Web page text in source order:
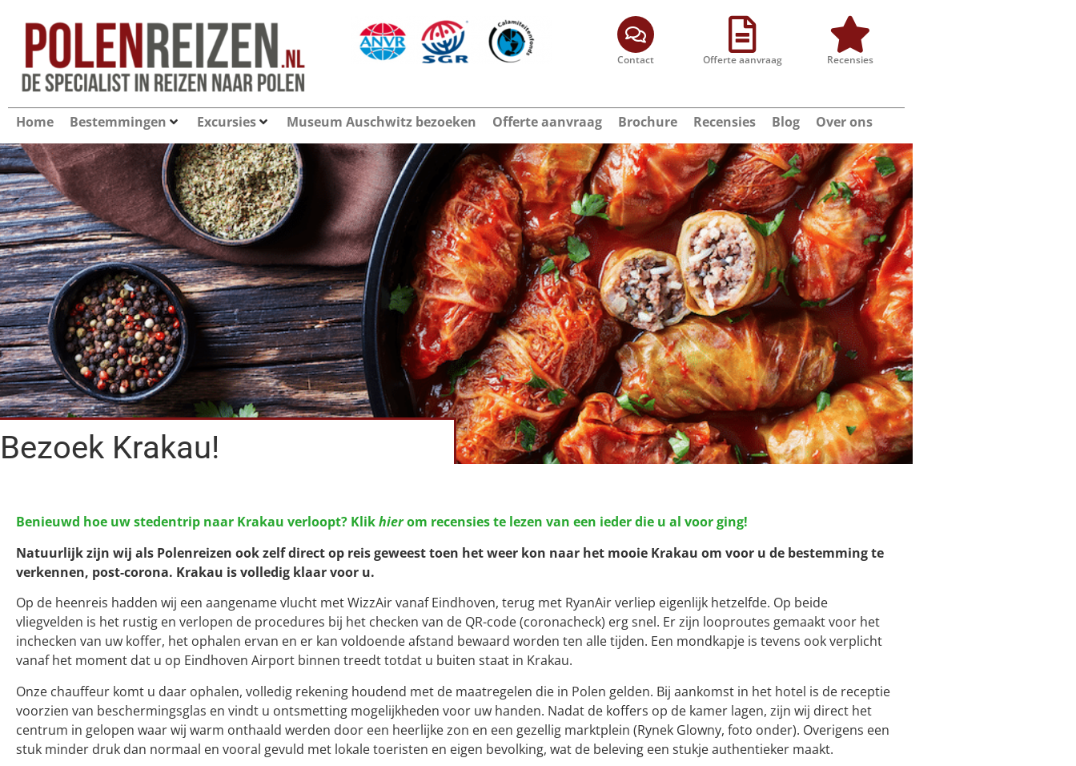
Contact Offerte aanvraag Recensies
Home Bestemmingen Excursies Museum Auschwitz bezoeken Offerte aanvraag Brochure Recensies Blog Over ons
Bezoek Krakau!
Benieuwd hoe uw stedentrip naar Krakau verloopt? Klikhierom recensies te lezen van een ieder die u al voor ging!
Natuurlijk zijn wij als Polenreizen ook zelf direct op reis geweest toen het weer kon naar het mooie Krakau om voor u de bestemming te
verkennen, post-corona. Krakau is volledig klaar voor u.
Op de heenreis hadden wij een aangename vlucht met WizzAir vanaf Eindhoven, terug met RyanAir verliep eigenlijk hetzelfde. Op beide
vliegvelden is het rustig en verlopen de procedures bij het checken van de QR-code (coronacheck) erg snel. Er zijn looproutes gemaakt voor het
inchecken van uw koffer, het ophalen ervan en er kan voldoende afstand bewaard worden ten alle tijden. Een mondkapje is tevens ook verplicht
vanaf het moment dat u op Eindhoven Airport binnen treedt totdat u buiten staat in Krakau.
Onze chauffeur komt u daar ophalen, volledig rekening houdend met de maatregelen die in Polen gelden. Bij aankomst in het hotel is de receptie
voorzien van beschermingsglas en vindt u ontsmetting mogelijkheden voor uw handen. Nadat de koffers op de kamer lagen, zijn wij direct het
centrum in gelopen waar wij warm onthaald werden door een heerlijke zon en een gezellig marktplein (Rynek Glowny, foto onder). Overigens een
stuk minder druk dan normaal en vooral gevuld met lokale toeristen en eigen bevolking, wat de beleving een stukje authentieker maakt.